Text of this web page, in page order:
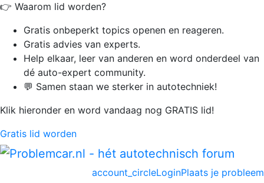
👉 Waarom lid worden?
Gratis onbeperkt topics openen en reageren.
Gratis advies van experts.
Help elkaar, leer van anderen en word onderdeel van
dé auto-expert community.
💬 Samen staan we sterker in autotechniek!
Klik hieronder en word vandaag nog GRATIS lid!
Gratis lid worden
Plaats je probleem
account_circleLogin